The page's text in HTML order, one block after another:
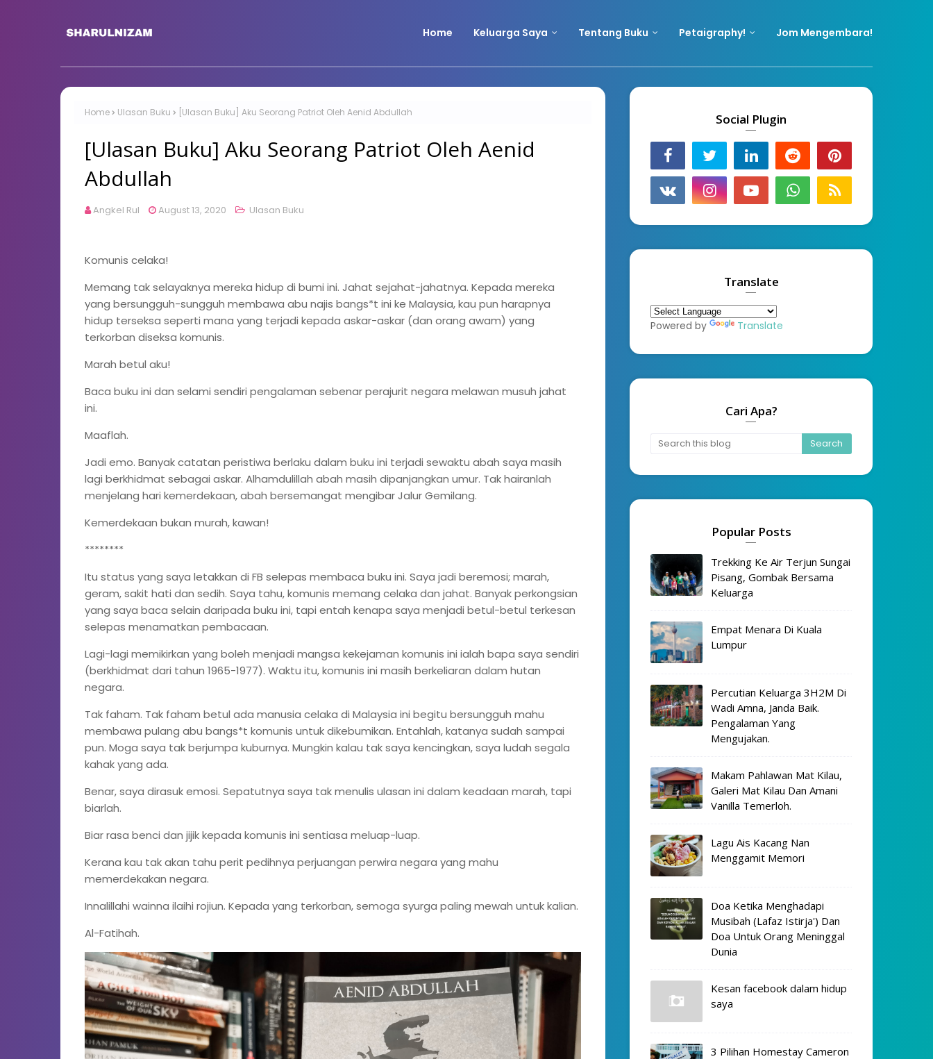
Home Keluarga Saya Tentang Buku Petaigraphy! Jom Mengembara!
Home Ulasan Buku [Ulasan Buku] Aku Seorang Patriot Oleh Aenid Abdullah
[Ulasan Buku] Aku Seorang Patriot Oleh Aenid
Abdullah
Angkel Rul August 13, 2020 Ulasan Buku
Komunis celaka!
Memang tak selayaknya mereka hidup di bumi ini. Jahat sejahat-jahatnya. Kepada mereka
yang bersungguh-sungguh membawa abu najis bangs*t ini ke Malaysia, kau pun harapnya
hidup terseksa seperti mana yang terjadi kepada askar-askar (dan orang awam) yang
terkorban diseksa komunis.
Marah betul aku!
Baca buku ini dan selami sendiri pengalaman sebenar perajurit negara melawan musuh jahat
ini.
Maaflah.
Jadi emo. Banyak catatan peristiwa berlaku dalam buku ini terjadi sewaktu abah saya masih
lagi berkhidmat sebagai askar. Alhamdulillah abah masih dipanjangkan umur. Tak hairanlah
menjelang hari kemerdekaan, abah bersemangat mengibar Jalur Gemilang.
Kemerdekaan bukan murah, kawan!
********
Itu status yang saya letakkan di FB selepas membaca buku ini. Saya jadi beremosi; marah,
geram, sakit hati dan sedih. Saya tahu, komunis memang celaka dan jahat. Banyak perkongsian
yang saya baca selain daripada buku ini, tapi entah kenapa saya menjadi betul-betul terkesan
selepas menamatkan pembacaan.
Lagi-lagi memikirkan yang boleh menjadi mangsa kekejaman komunis ini ialah bapa saya sendiri
(berkhidmat dari tahun 1965-1977). Waktu itu, komunis ini masih berkeliaran dalam hutan
negara.
Tak faham. Tak faham betul ada manusia celaka di Malaysia ini begitu bersungguh mahu
membawa pulang abu bangs*t komunis untuk dikebumikan. Entahlah, katanya sudah sampai
pun. Moga saya tak berjumpa kuburnya. Mungkin kalau tak saya kencingkan, saya ludah segala
kahak yang ada.
Benar, saya dirasuk emosi. Sepatutnya saya tak menulis ulasan ini dalam keadaan marah, tapi
biarlah.
Biar rasa benci dan jijik kepada komunis ini sentiasa meluap-luap.
Kerana kau tak akan tahu perit pedihnya perjuangan perwira negara yang mahu
memerdekakan negara.
Innalillahi wainna ilaihi rojiun. Kepada yang terkorban, semoga syurga paling mewah untuk kalian.
Al-Fatihah.
Social Plugin
Translate
Powered by Translate
Cari Apa?
Popular Posts
Trekking Ke Air Terjun Sungai
Pisang, Gombak Bersama
Keluarga
Empat Menara Di Kuala
Lumpur
Percutian Keluarga 3H2M Di
Wadi Amna, Janda Baik.
Pengalaman Yang
Mengujakan.
Makam Pahlawan Mat Kilau,
Galeri Mat Kilau Dan Amani
Vanilla Temerloh.
Lagu Ais Kacang Nan
Menggamit Memori
Doa Ketika Menghadapi
Musibah (Lafaz Istirja') Dan
Doa Untuk Orang Meninggal
Dunia
Kesan facebook dalam hidup
saya
3 Pilihan Homestay Cameron